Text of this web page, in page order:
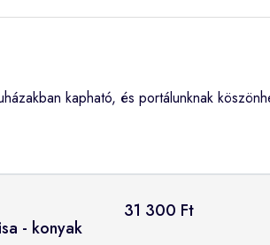
kapható, és portálunknak
- konyak
31 300 Ft